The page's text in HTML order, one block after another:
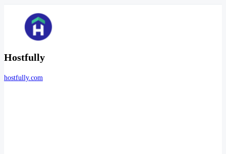
Hostfully
hostfully.com